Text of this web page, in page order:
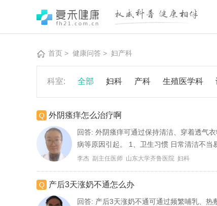
首页 > 健康问答 > 妇产科
科室: 全部 妇科 产科 生殖医学科
外阴瘙痒怎么治疗啊
回答: 外阴瘙痒可通过保持清洁、穿着透气
病等原因引起。 1、卫生习惯 日常清洁不当
李杰 副主任医师 山东大学齐鲁医院 妇科
产后3天涨奶不通怎么办
回答: 产后3天涨奶不通可通过频繁哺乳、